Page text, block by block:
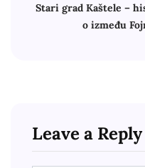
Stari grad Kaštele –
o između
Leave a Reply